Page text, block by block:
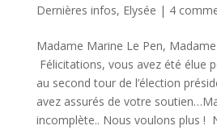
Dernières infos, Elysée | 4
Madame Marine Le Pen,
Félicitations, vous avez été élue
au second tour de l’élection
avez assurés de votre
incomplète.. Nous voulons plus !